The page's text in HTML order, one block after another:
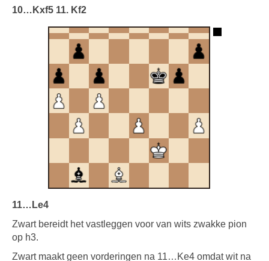
10…Kxf5 11. Kf2
11…Le4
Zwart bereidt het vastleggen voor van wits zwakke pion
op h3.
Zwart maakt geen vorderingen na 11…Ke4 omdat wit na